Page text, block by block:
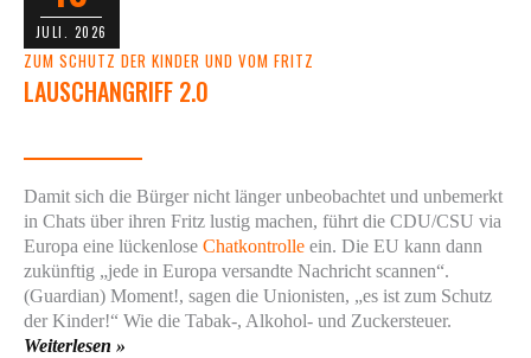
JULI. 2026
ZUM SCHUTZ DER KINDER UND VOM FRITZ
LAUSCHANGRIFF 2.0
Damit sich die Bürger nicht länger unbeobachtet und unbemerkt
in Chats über ihren Fritz lustig machen, führt die CDU/CSU via
Europa eine lückenlose Chatkontrolle ein. Die EU kann dann
zukünftig „jede in Europa versandte Nachricht scannen“.
(Guardian) Moment!, sagen die Unionisten, „es ist zum Schutz
der Kinder!“ Wie die Tabak-, Alkohol- und Zuckersteuer.
Weiterlesen »